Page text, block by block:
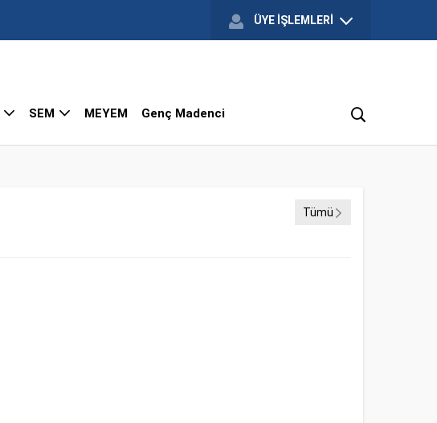
ÜYE İŞLEMLERİ
SEM MEYEM Genç Madenci
Tümü